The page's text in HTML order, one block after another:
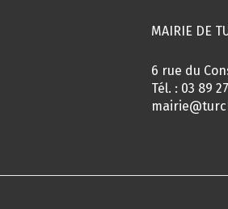
MAIRIE DE
6 rue du
Tél. : 03 89